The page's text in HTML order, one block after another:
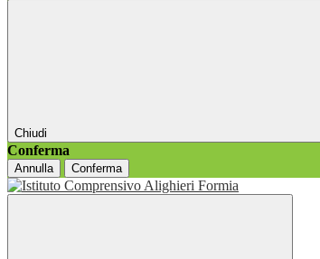
Chiudi
Conferma
Annulla Conferma